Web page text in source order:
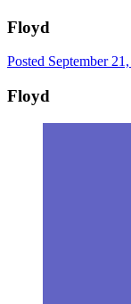
Floyd
Posted September
Floyd